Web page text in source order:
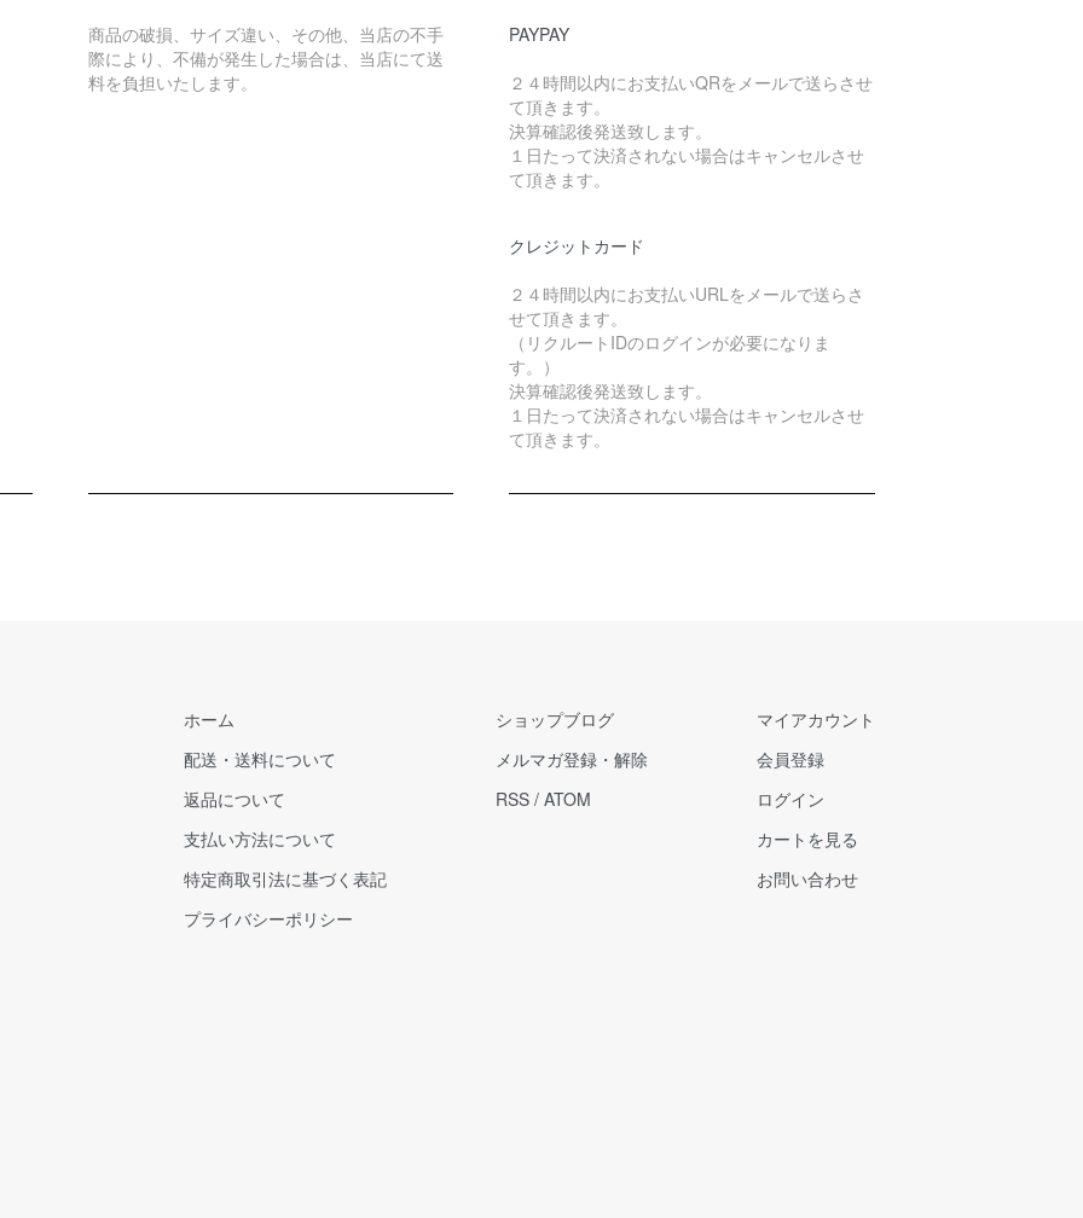
商品の破損、サイズ違い、その他、当店の不手
際により、不備が発生した場合は、当店にて送
料を負担いたします。
PAYPAY
２４時間以内にお支払いQRをメールで送らさせ
て頂きます。
決算確認後発送致します。
１日たって決済されない場合はキャンセルさせ
て頂きます。
クレジットカード
２４時間以内にお支払いURLをメールで送らさ
せて頂きます。
（リクルートIDのログインが必要になりま
す。）
決算確認後発送致します。
１日たって決済されない場合はキャンセルさせ
て頂きます。
ホーム
配送・送料について
返品について
支払い方法について
特定商取引法に基づく表記
プライバシーポリシー
ショップブログ
メルマガ登録・解除
RSS / ATOM
マイアカウント
会員登録
ログイン
カートを見る
お問い合わせ